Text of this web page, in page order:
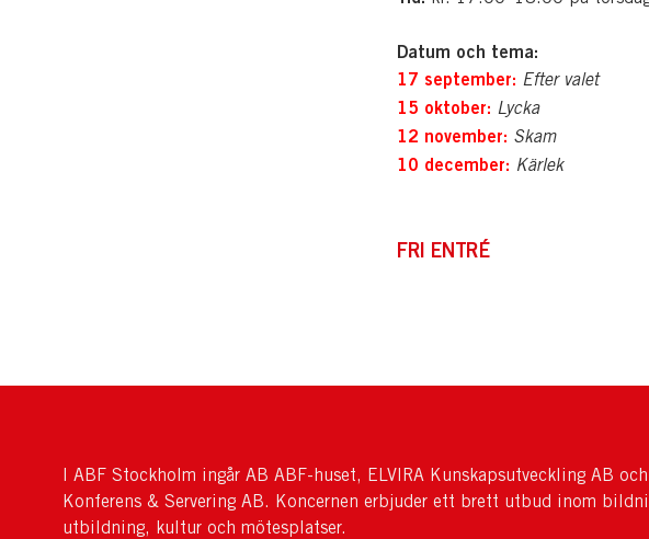
Datum och tema:
17 september: Efter valet
15 oktober: Lycka
12 november: Skam
10 december: Kärlek
FRI ENTRÉ
I ABF Stockholm ingår AB ABF-huset, ELVIRA Kunskapsutveckling AB
Konferens & Servering AB. Koncernen erbjuder ett brett utbud inom
utbildning, kultur och mötesplatser.